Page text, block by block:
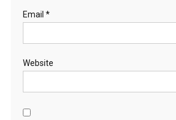
Email *
Website